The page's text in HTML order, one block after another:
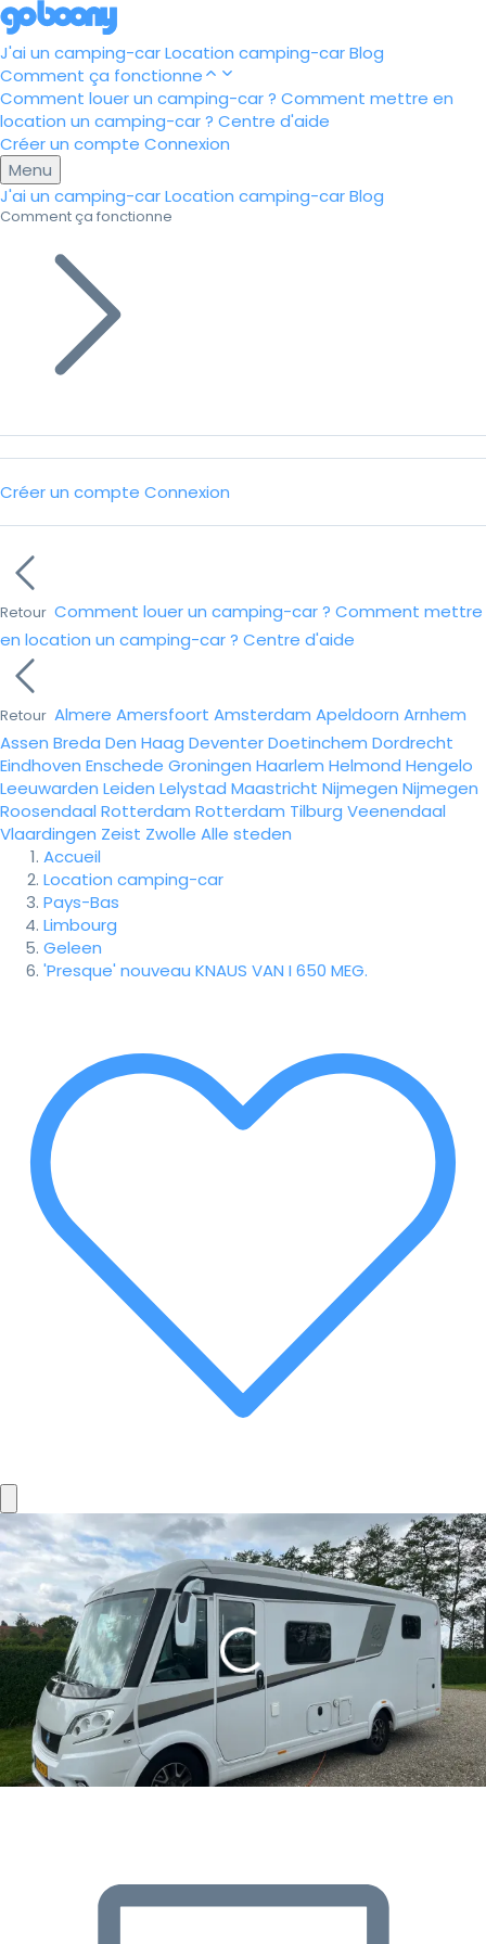
J'ai un camping-carLocation camping-carBlog
Comment ça fonctionne
Comment louer un camping-car ? Comment mettre en
location un camping-car ? Centre d'aide
Créer un compte Connexion
Menu
J'ai un camping-carLocation camping-carBlog
Comment ça fonctionne
Créer un compte Connexion
Retour Comment louer un camping-car ? Comment mettre
en location un camping-car ? Centre d'aide
Retour Almere Amersfoort Amsterdam Apeldoorn Arnhem
Assen Breda Den Haag DeventerDoetinchem Dordrecht
Eindhoven Enschede Groningen Haarlem Helmond Hengelo
Leeuwarden Leiden Lelystad Maastricht Nijmegen Nijmegen
Roosendaal Rotterdam Rotterdam Tilburg Veenendaal
Vlaardingen Zeist Zwolle Alle steden
Accueil
Location camping-car
Pays-Bas
Limbourg
Geleen
'Presque' nouveau KNAUS VAN I 650 MEG.